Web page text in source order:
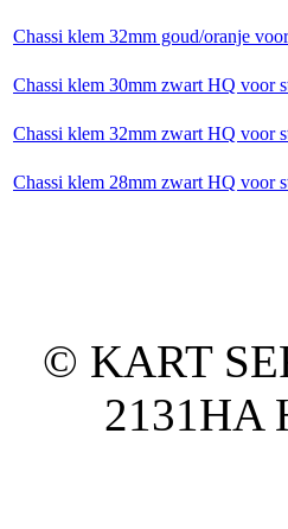
Chassi klem 32mm goud/oranje
Chassi klem 30mm zwart HQ voor
Chassi klem 32mm zwart HQ voor
Chassi klem 28mm zwart HQ voor
© KART
2131HA